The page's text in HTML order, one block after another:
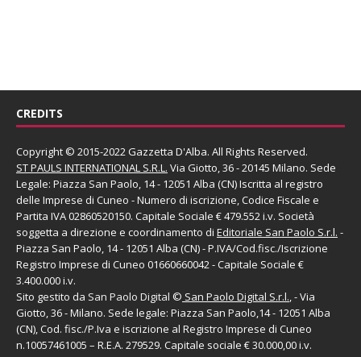
CREDITS
Copyright © 2015-2022 Gazzetta D'Alba. All Rights Reserved.
ST PAULS INTERNATIONAL S.R.L. Via Giotto, 36 - 20145 Milano. Sede
Legale: Piazza San Paolo, 14 - 12051 Alba (CN) Iscritta al registro
delle Imprese di Cuneo - Numero di iscrizione, Codice Fiscale e
Partita IVA 02860520150. Capitale Sociale € 479.552 i.v. Società
soggetta a direzione e coordinamento di Editoriale San Paolo S.r.l. -
Piazza San Paolo, 14 - 12051 Alba (CN) - P.IVA/Cod.fisc./Iscrizione
Registro Imprese di Cuneo 01660660042 - Capitale Sociale €
3.400.000 i.v.
Sito gestito da San Paolo Digital © San Paolo Digital S.r.l., - Via
Giotto, 36 - Milano. Sede legale: Piazza San Paolo,14 - 12051 Alba
(CN), Cod. fisc./P.Iva e iscrizione al Registro Imprese di Cuneo
n.10057461005 – R.E.A. 279529. Capitale sociale € 30.000,00 i.v.